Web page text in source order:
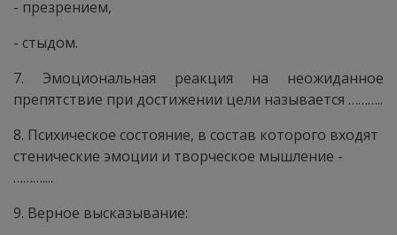
- презрением,
- стыдом.
7. Эмоциональная реакция на неожиданное
препятствие при достижении цели называется ………..
8. Психическое состояние, в состав которого входят
стенические эмоции и творческое мышление -
………....
9. Верное высказывание: